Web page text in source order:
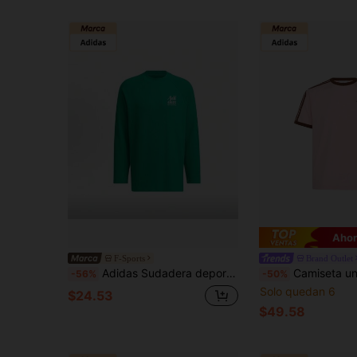
F-Sports
-56% Adidas Sudadera deportiva casual para hombre, camiseta de cuello redondo holgada vintage versátil JE6098, primavera/otoño
$24.53
-50% Camiseta unisex adidas Originals 3S Everyday
Solo quedan 6
$49.58